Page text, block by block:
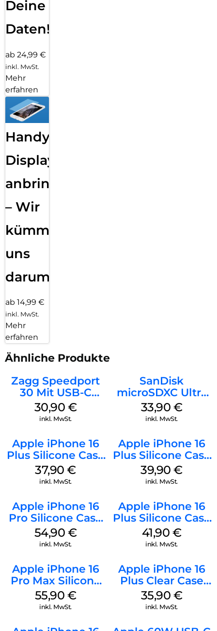
Deine
Daten!
ab 24,99 €
inkl. MwSt.
Mehr
erfahren
Handy
Displayfolie
anbringen
– Wir
kümmern
uns
darum!
ab 14,99 €
inkl. MwSt.
Mehr
erfahren
Ähnliche Produkte
Zagg Speedport
30 Mit USB-C
Kabel Weiß
30,90 €
inkl. MwSt.
SanDisk
microSDXC Ultra
128 GB + Adapter
Mobile
33,90 €
inkl. MwSt.
Apple iPhone 16
Plus Silicone Case
MagSafe Lake
Green
37,90€
inkl. MwSt.
Apple iPhone 16
Plus Silicone Case
MagSafe Plum
39,90€
inkl. MwSt.
Apple iPhone 16
Pro Silicone Case
MagSafe Black
54,90 €
inkl. MwSt.
Apple iPhone 16
Plus Silicone Case
MagSafe Stone
Gray
41,90 €
inkl. MwSt.
Apple iPhone 16
Pro Max Silicone
Case MagSafe
Stone Gray
55,90 €
inkl. MwSt.
Apple iPhone 16
Plus Clear Case
MagSafe
Transparent
35,90 €
inkl. MwSt.